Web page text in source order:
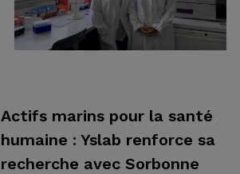
Actifs marins pour la santé
humaine : Yslab renforce sa
recherche avec Sorbonne